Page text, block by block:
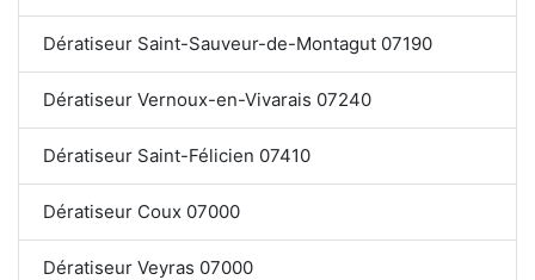
Dératiseur Saint-Sauveur-de-Montagut 07190
Dératiseur Vernoux-en-Vivarais 07240
Dératiseur Saint-Félicien 07410
Dératiseur Coux 07000
Dératiseur Veyras 07000